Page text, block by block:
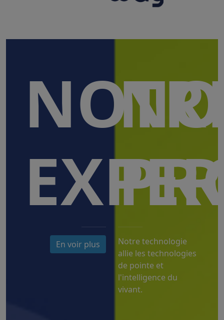
En voir plus
Notre technologie
allie les technologies
de pointe et
l'intelligence du
vivant.